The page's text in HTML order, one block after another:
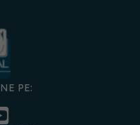
PE: